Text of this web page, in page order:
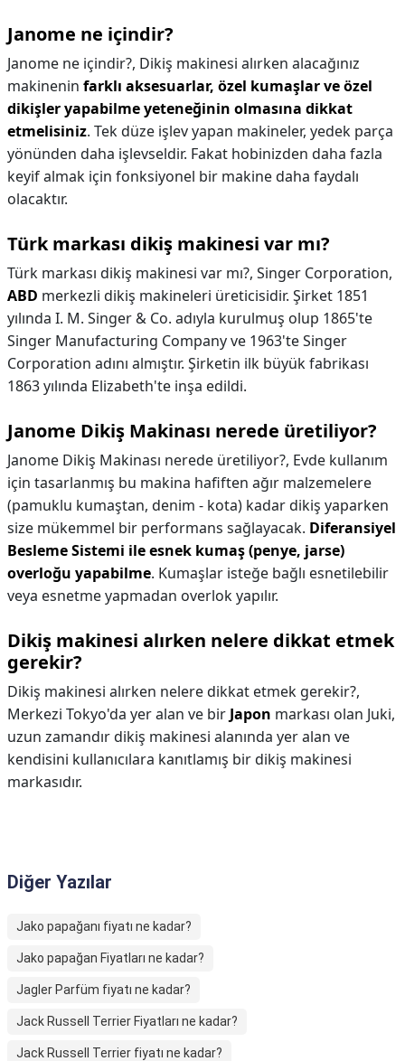
Janome ne içindir?
Janome ne içindir?, Dikiş makinesi alırken alacağınız
makinenin farklı aksesuarlar, özel kumaşlar ve özel
dikişler yapabilme yeteneğinin olmasına dikkat
etmelisiniz. Tek düze işlev yapan makineler, yedek parça
yönünden daha işlevseldir. Fakat hobinizden daha fazla
keyif almak için fonksiyonel bir makine daha faydalı
olacaktır.
Türk markası dikiş makinesi var mı?
Türk markası dikiş makinesi var mı?, Singer Corporation,
ABD merkezli dikiş makineleri üreticisidir. Şirket 1851
yılında I. M. Singer & Co. adıyla kurulmuş olup 1865'te
Singer Manufacturing Company ve 1963'te Singer
Corporation adını almıştır. Şirketin ilk büyük fabrikası
1863 yılında Elizabeth'te inşa edildi.
Janome Dikiş Makinası nerede üretiliyor?
Janome Dikiş Makinası nerede üretiliyor?, Evde kullanım
için tasarlanmış bu makina hafiften ağır malzemelere
(pamuklu kumaştan, denim - kota) kadar dikiş yaparken
size mükemmel bir performans sağlayacak. Diferansiyel
Besleme Sistemi ile esnek kumaş (penye, jarse)
overloğu yapabilme. Kumaşlar isteğe bağlı esnetilebilir
veya esnetme yapmadan overlok yapılır.
Dikiş makinesi alırken nelere dikkat etmek
gerekir?
Dikiş makinesi alırken nelere dikkat etmek gerekir?,
Merkezi Tokyo'da yer alan ve bir Japon markası olan Juki,
uzun zamandır dikiş makinesi alanında yer alan ve
kendisini kullanıcılara kanıtlamış bir dikiş makinesi
markasıdır.
Diğer Yazılar
Jako papağanı fiyatı ne kadar?
Jako papağan Fiyatları ne kadar?
Jagler Parfüm fiyatı ne kadar?
Jack Russell Terrier Fiyatları ne kadar?
Jack Russell Terrier fiyatı ne kadar?